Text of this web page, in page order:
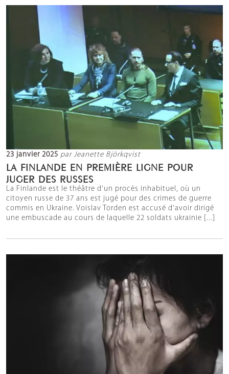
23 janvier 2025 par Jeanette Björkqvist
LA FINLANDE EN PREMIÈRE LIGNE POUR
JUGER DES RUSSES
La Finlande est le théâtre d'un procès inhabituel, où un
citoyen russe de 37 ans est jugé pour des crimes de guerre
commis en Ukraine. Voislav Torden est accusé d'avoir dirigé
une embuscade au cours de laquelle 22 soldats ukrainie [...]